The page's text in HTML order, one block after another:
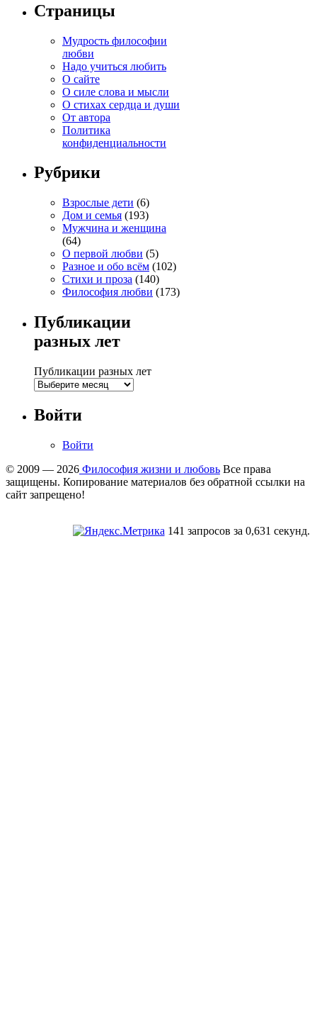
Страницы
Мудрость философии
любви
Надо учиться любить
О сайте
О силе слова и мысли
О стихах сердца и души
От автора
Политика
конфиденциальности
Рубрики
Взрослые дети (6)
Дом и семья (193)
Мужчина и женщина
(64)
О первой любви (5)
Разное и обо всём (102)
Стихи и проза (140)
Философия любви (173)
Публикации
разных лет
Публикации разных лет
Войти
Войти
© 2009 — 2026 Философия жизни и любовь Все права
защищены. Копирование материалов без обратной ссылки на
сайт запрещено!
141 запросов за 0,631 секунд.